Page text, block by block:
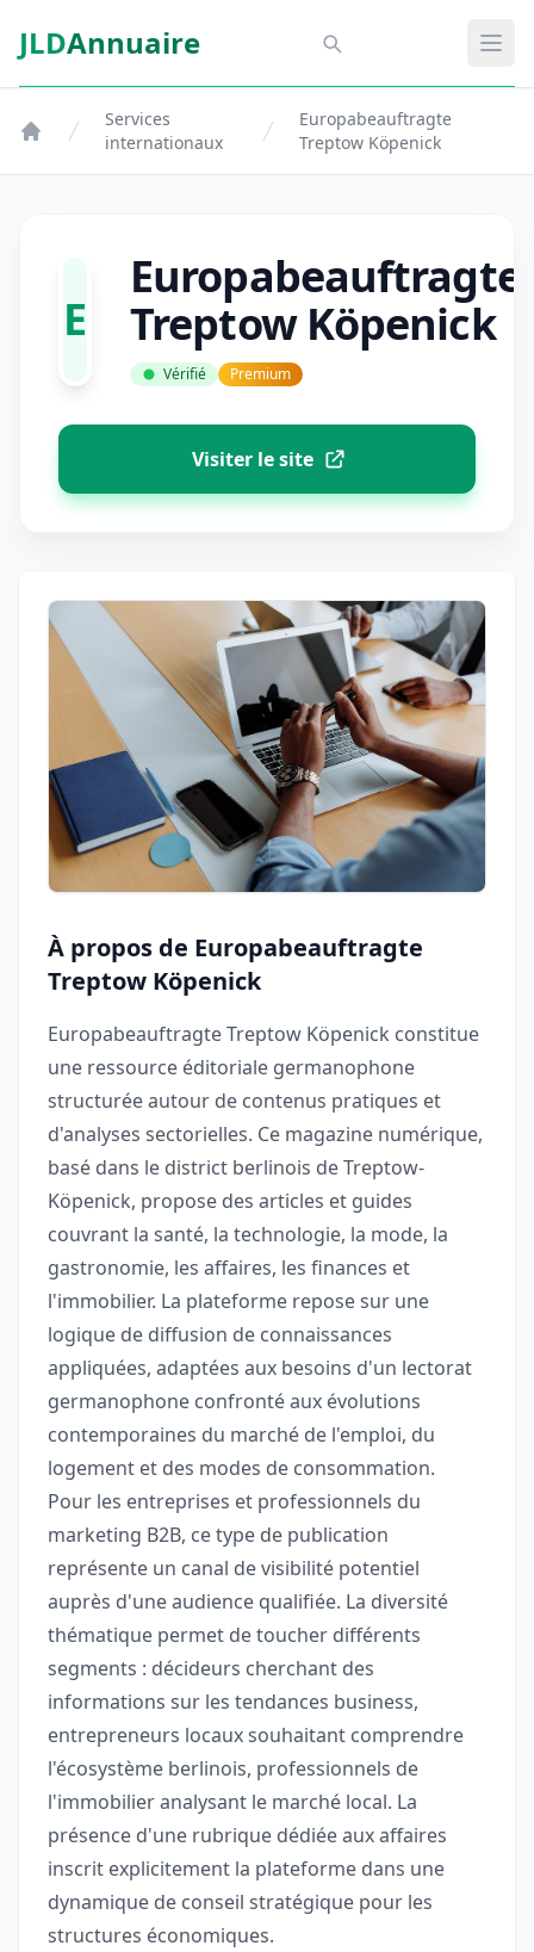
Aspect SDM
JLDAnnuaire
Services
internationaux
Europabeauftragte
Treptow Köpenick
E
Europabeauftragte
Treptow Köpenick
Vérifié Premium
Visiter le site
À propos de Europabeauftragte
Treptow Köpenick
Europabeauftragte Treptow Köpenick constitue
une ressource éditoriale germanophone
structurée autour de contenus pratiques et
d'analyses sectorielles. Ce magazine numérique,
basé dans le district berlinois de Treptow-
Köpenick, propose des articles et guides
couvrant la santé, la technologie, la mode, la
gastronomie, les affaires, les finances et
l'immobilier. La plateforme repose sur une
logique de diffusion de connaissances
appliquées, adaptées aux besoins d'un lectorat
germanophone confronté aux évolutions
contemporaines du marché de l'emploi, du
logement et des modes de consommation.
Pour les entreprises et professionnels du
marketing B2B, ce type de publication
représente un canal de visibilité potentiel
auprès d'une audience qualifiée. La diversité
thématique permet de toucher différents
segments : décideurs cherchant des
informations sur les tendances business,
entrepreneurs locaux souhaitant comprendre
l'écosystème berlinois, professionnels de
l'immobilier analysant le marché local. La
présence d'une rubrique dédiée aux affaires
inscrit explicitement la plateforme dans une
dynamique de conseil stratégique pour les
structures économiques.